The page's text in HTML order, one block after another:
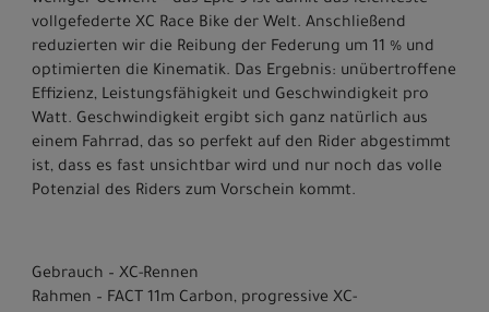
vollgefederte XC Race Bike der Welt. Anschließend
reduzierten wir die Reibung der Federung um 11 % und
optimierten die Kinematik. Das Ergebnis: unübertroffene
Effizienz, Leistungsfähigkeit und Geschwindigkeit pro
Watt. Geschwindigkeit ergibt sich ganz natürlich aus
einem Fahrrad, das so perfekt auf den Rider abgestimmt
ist, dass es fast unsichtbar wird und nur noch das volle
Potenzial des Riders zum Vorschein kommt.
Gebrauch – XC-Rennen
Rahmen – FACT 11m Carbon, progressive XC-